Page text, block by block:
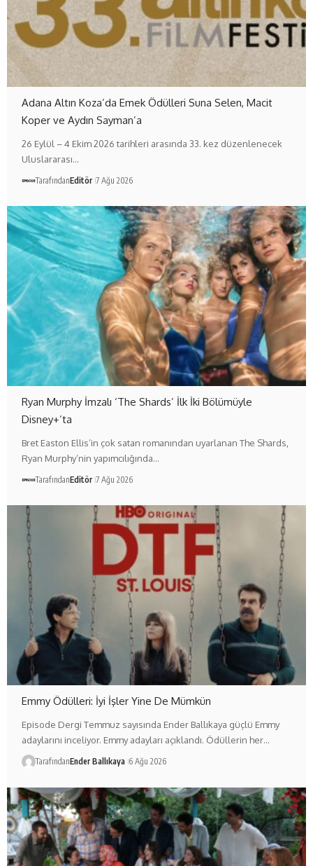
Adana Altın Koza’da Emek Ödülleri Suna Selen, Macit
Koper ve Aydın Sayman’a
26 Eylül – 4 Ekim 2026 tarihleri arasında 33. kez düzenlenecek
Uluslararası…
TarafındanEditör 7 Ağu 2026
Ryan Murphy İmzalı ‘The Shards’ İlk İki Bölümüyle
Disney+’ta
Bret Easton Ellis’in çok satan romanından uyarlanan The Shards,
Ryan Murphy’nin yapımcılığında…
TarafındanEditör 7 Ağu 2026
Emmy Ödülleri: İyi İşler Yine De Mümkün
Episode Dergi Temmuz sayısında Ender Ballıkaya güçlü Emmy
adaylarını inceliyor. Emmy adayları açıklandı. Ödüllerin her…
TarafındanEnder Ballıkaya 6 Ağu 2026